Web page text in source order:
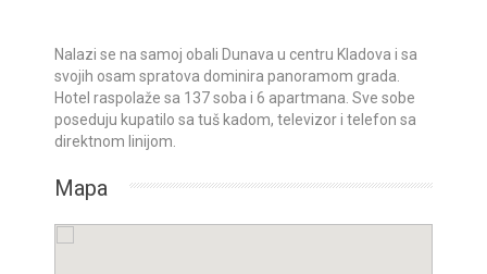
Nalazi se na samoj obali Dunava u centru Kladova i sa
svojih osam spratova dominira panoramom grada.
Hotel raspolaže sa 137 soba i 6 apartmana. Sve sobe
poseduju kupatilo sa tuš kadom, televizor i telefon sa
direktnom linijom.
Mapa